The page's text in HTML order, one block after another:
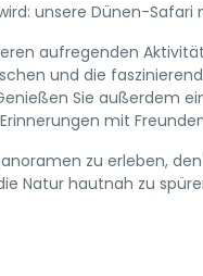
unsere Dünen-Safari
aufregenden
und die
Sie außerdem
mit
zu erleben,
Natur hautnah zu